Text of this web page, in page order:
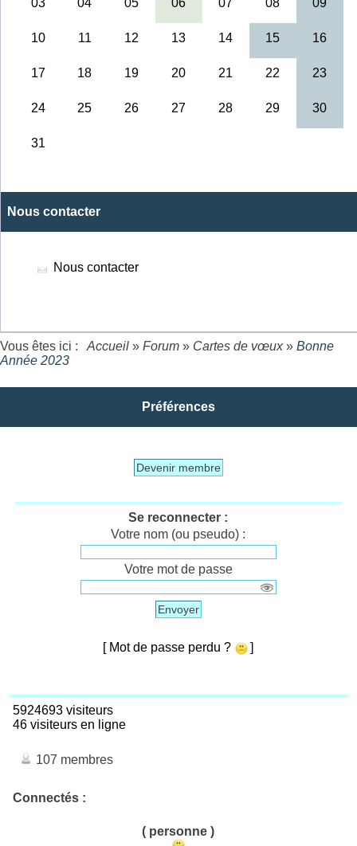
Nous contacter
Nous contacter
Vous êtes ici : Accueil » Forum » Cartes de vœux» Bonne
Année 2023
Préférences
Devenir membre
Se reconnecter :
Votre nom (ou pseudo) :
Votre mot de passe
Envoyer
[ Mot de passe perdu ? ]
5924693 visiteurs
46 visiteurs en ligne
107 membres
Connectés :
( personne )